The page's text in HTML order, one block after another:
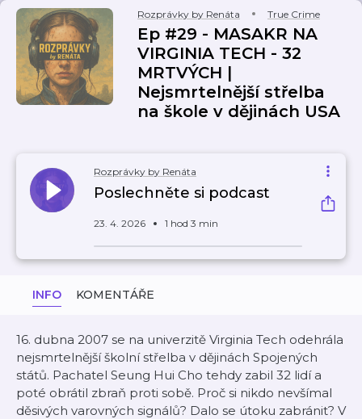
Rozprávky by Renáta True Crime
Ep #29 - MASAKR NA
VIRGINIA TECH - 32
MRTVÝCH |
Nejsmrtelnější střelba
na škole v dějinách USA
Rozprávky by Renáta
Poslechněte si podcast
23. 4. 2026 1 hod 3 min
INFO KOMENTÁŘE
16. dubna 2007 se na univerzitě Virginia Tech odehrála
nejsmrtelnější školní střelba v dějinách Spojených
států. Pachatel Seung Hui Cho tehdy zabil 32 lidí a
poté obrátil zbraň proti sobě. Proč si nikdo nevšímal
děsivých varovných signálů? Dalo se útoku zabránit? V